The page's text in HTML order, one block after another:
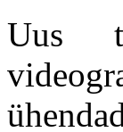
Uus